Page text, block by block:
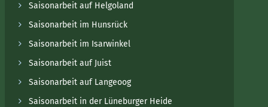
Saisonarbeit auf Helgoland
Saisonarbeit im Hunsrück
Saisonarbeit im Isarwinkel
Saisonarbeit auf Juist
Saisonarbeit auf Langeoog
Saisonarbeit in der Lüneburger Heide